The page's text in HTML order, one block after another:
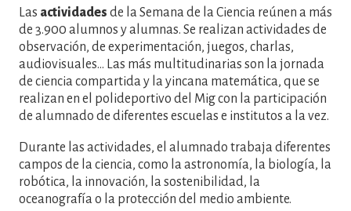
Las actividades de la Semana de la Ciencia reúnen a más
de 3.900 alumnos y alumnas. Se realizan actividades de
observación, de experimentación, juegos, charlas,
audiovisuales... Las más multitudinarias son la jornada
de ciencia compartida y la yincana matemática, que se
realizan en el polideportivo del Mig con la participación
de alumnado de diferentes escuelas e institutos a la vez.
Durante las actividades, el alumnado trabaja diferentes
campos de la ciencia, como la astronomía, la biología, la
robótica, la innovación, la sostenibilidad, la
oceanografía o la protección del medio ambiente.